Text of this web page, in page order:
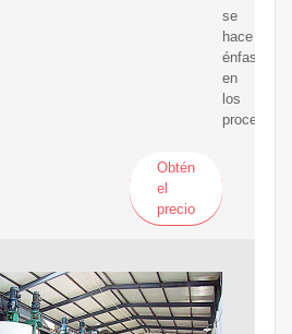
se
hace
énfasis
en
los
procesos
Obtén
el
precio